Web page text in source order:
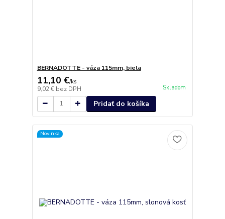
BERNADOTTE - váza 115mm, biela
11,10 €/ks
9,02 € bez DPH Skladom
Pridať do košíka
Novinka